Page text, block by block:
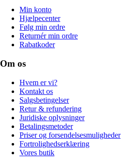
Min konto
Hjælpecenter
Følg min ordre
Returnér min ordre
Rabatkoder
Om os
Hvem er vi?
Kontakt os
Salgsbetingelser
Retur & refundering
Juridiske oplysninger
Betalingsmetoder
Priser og forsendelsesmuligheder
Fortrolighedserklæring
Vores butik